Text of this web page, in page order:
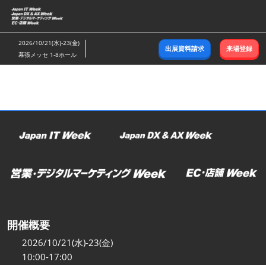
ス
キ
ッ
し
む
2026/10/21(水)-23(金)
幕張メッセ 1-8ホール
出展資料請求 来場登録
開催概要
2026/10/21(水)-23(金)
10:00-17:00